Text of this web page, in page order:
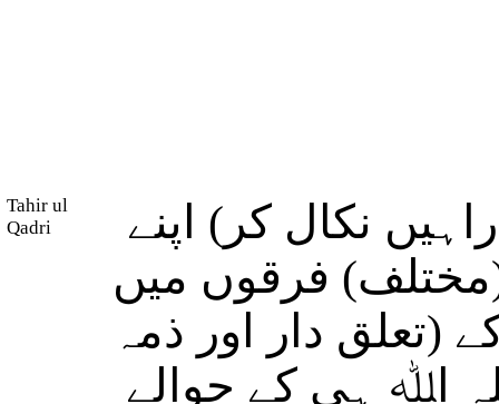
Tahir ul
Qadri
نکال کر) اپنے
(مختلف) فرقوں میں
دار اور ذمہ
اﷲ ہی کے حوالے